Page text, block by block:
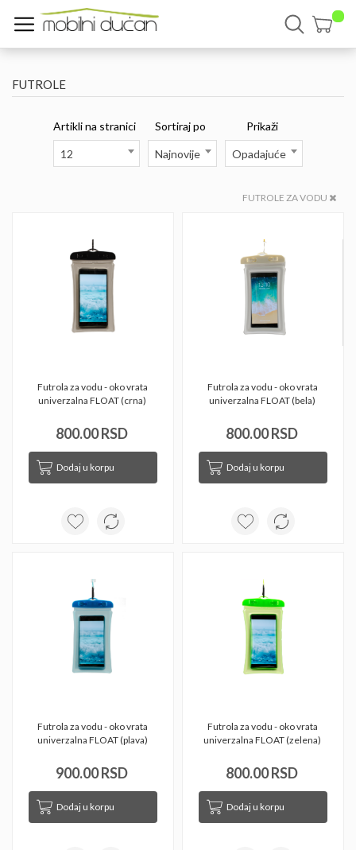
FUTROLE
Artikli na stranici
12
Sortiraj po
Najnovije
Prikaži
Opadajuće
FUTROLE ZA VODU
Futrola za vodu - oko vrata
univerzalna FLOAT (crna)
800.00 RSD
Dodaj u korpu
Futrola za vodu - oko vrata
univerzalna FLOAT (bela)
800.00 RSD
Dodaj u korpu
Futrola za vodu - oko vrata
univerzalna FLOAT (plava)
900.00 RSD
Dodaj u korpu
Futrola za vodu - oko vrata
univerzalna FLOAT (zelena)
800.00 RSD
Dodaj u korpu